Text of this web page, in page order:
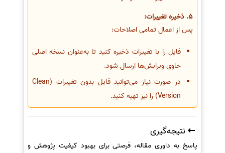
5. ذخیره تغییرات:
پس از اعمال تمامی اصلاحات:
فایل را با تغییرات ذخیره کنید تا به‌عنوان نسخه اصلی
حاوی ویرایش‌ها ارسال شود.
در صورت نیاز می‌توانید فایل بدون تغییرات (Clean
Version) را نیز تهیه کنید.
نتیجه‌گیری
پاسخ به داوری مقاله، فرصتی برای بهبود کیفیت پژوهش و